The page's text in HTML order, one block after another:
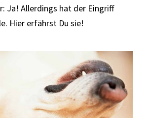
Ja! Allerdings hat der Eingriff
Hier erfährst Du sie!